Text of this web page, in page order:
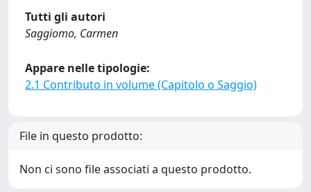
Tutti gli autori
Saggiomo, Carmen
Appare nelle tipologie:
2.1 Contributo in volume (Capitolo o Saggio)
File in questo prodotto:
Non ci sono file associati a questo prodotto.